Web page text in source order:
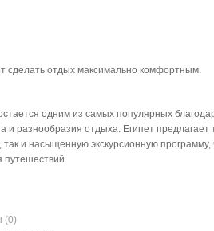
сделать отдых максимально комфортным.
одним из самых популярных
и разнообразия отдыха. Египет предлагает
и насыщенную экскурсионную программу,
путешествий.
(0)